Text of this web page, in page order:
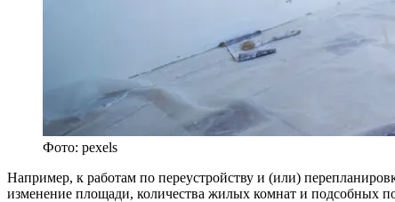
Фото: pexels
Например, к работам по переустройству и (или)
изменение площади, количества жилых комнат и подсобных